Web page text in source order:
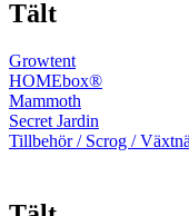
Tält
Growtent
HOMEbox®
Mammoth
Secret Jardin
Tillbehör / Scrog /